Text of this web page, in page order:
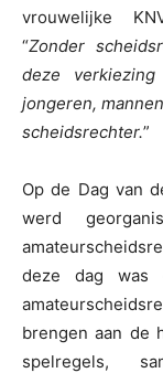
vrouwelijke
“Zonder
deze
jongeren,
scheidsrechter.”
Op de Dag van
werd
deze dag was
brengen aan de
spelregels,